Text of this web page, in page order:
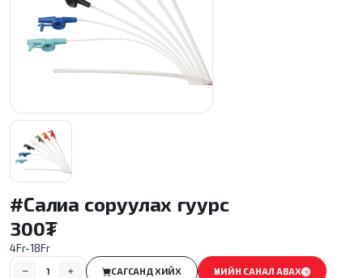
#Салиа соруулах гуурс
300₮
4Fr-18Fr
САГСАНД ХИЙХ ҮНИЙН САНАЛ АВАХ